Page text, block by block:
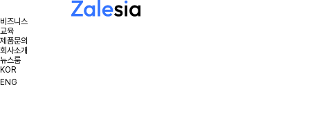
비즈니스
교육
제품문의
회사소개
뉴스룸
KOR
ENG